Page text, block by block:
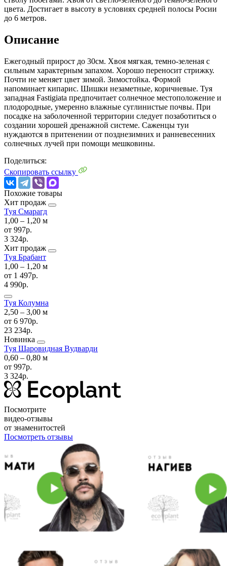
цвета. Достигает в высоту в условиях средней полосы Росии
до 6 метров.
Описание
Ежегодный прирост до 30см. Хвоя мягкая, темно-зеленая с
сильным характерным запахом. Хорошо переносит стрижку.
Почти не меняет цвет зимой. Зимостойка. Формой
напоминает кипарис. Шишки незаметные, коричневые. Туя
западная Fastigiata предпочитает солнечное местоположение и
плодородные, умеренно влажные суглинистые почвы. При
посадке на заболоченной территории следует позаботиться о
создании хорошей дренажной системе. Саженцы туи
нуждаются в притенении от позднезимних и ранневесенних
солнечных лучей при помощи мешковины.
Поделиться:
Скопировать ссылку
Похожие товары
Хит продаж
Туя Смарагд
1,00 ‒ 1,20 м
от 997р.
3 324р.
Хит продаж
Туя Брабант
1,00 ‒ 1,20 м
от 1 497р.
4 990р.
Туя Колумна
2,50 ‒ 3,00 м
от 6 970р.
23 234р.
Новинка
Туя Шаровидная Вудварди
0,60 ‒ 0,80 м
от 997р.
3 324р.
Посмотрите
видео-отзывы
от знаменитостей
Посмотреть отзывы